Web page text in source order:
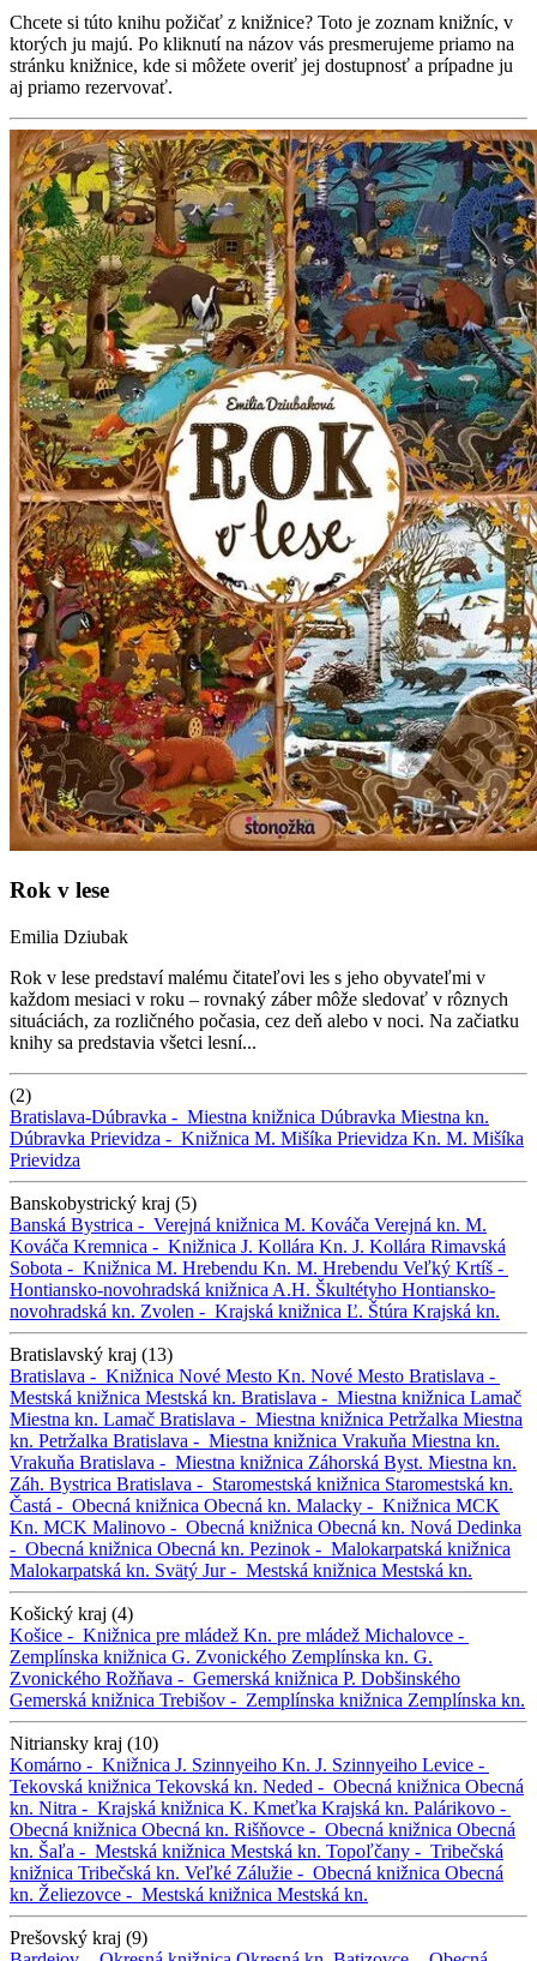
Chcete si túto knihu požičať z knižnice? Toto je zoznam knižníc, v
ktorých ju majú. Po kliknutí na názov vás presmerujeme priamo na
stránku knižnice, kde si môžete overiť jej dostupnosť a prípadne ju
aj priamo rezervovať.
Rok v lese
Emilia Dziubak
Rok v lese predstaví malému čitateľovi les s jeho obyvateľmi v
každom mesiaci v roku – rovnaký záber môže sledovať v rôznych
situáciách, za rozličného počasia, cez deň alebo v noci. Na začiatku
knihy sa predstavia všetci lesní...
(2)
Bratislava-Dúbravka - Miestna knižnica Dúbravka Miestna kn.
Dúbravka Prievidza - Knižnica M. Mišíka Prievidza Kn. M. Mišíka
Prievidza
Banskobystrický kraj (5)
Banská Bystrica - Verejná knižnica M. Kováča Verejná kn. M.
Kováča Kremnica - Knižnica J. Kollára Kn. J. Kollára Rimavská
Sobota - Knižnica M. Hrebendu Kn. M. Hrebendu Veľký Krtíš -
Hontiansko-novohradská knižnica A.H. Škultétyho Hontiansko-
novohradská kn. Zvolen - Krajská knižnica Ľ. Štúra Krajská kn.
Bratislavský kraj (13)
Bratislava - Knižnica Nové Mesto Kn. Nové Mesto Bratislava -
Mestská knižnica Mestská kn. Bratislava - Miestna knižnica Lamač
Miestna kn. Lamač Bratislava - Miestna knižnica Petržalka Miestna
kn. Petržalka Bratislava - Miestna knižnica Vrakuňa Miestna kn.
Vrakuňa Bratislava - Miestna knižnica Záhorská Byst. Miestna kn.
Záh. Bystrica Bratislava - Staromestská knižnica Staromestská kn.
Častá - Obecná knižnica Obecná kn. Malacky - Knižnica MCK
Kn. MCK Malinovo - Obecná knižnica Obecná kn. Nová Dedinka
- Obecná knižnica Obecná kn. Pezinok - Malokarpatská knižnica
Malokarpatská kn. Svätý Jur - Mestská knižnica Mestská kn.
Košický kraj (4)
Košice - Knižnica pre mládež Kn. pre mládež Michalovce -
Zemplínska knižnica G. Zvonického Zemplínska kn. G.
Zvonického Rožňava - Gemerská knižnica P. Dobšinského
Gemerská knižnica Trebišov - Zemplínska knižnica Zemplínska kn.
Nitriansky kraj (10)
Komárno - Knižnica J. Szinnyeiho Kn. J. Szinnyeiho Levice -
Tekovská knižnica Tekovská kn. Neded - Obecná knižnica Obecná
kn. Nitra - Krajská knižnica K. Kmeťka Krajská kn. Palárikovo -
Obecná knižnica Obecná kn. Rišňovce - Obecná knižnica Obecná
kn. Šaľa - Mestská knižnica Mestská kn. Topoľčany - Tribečská
knižnica Tribečská kn. Veľké Zálužie - Obecná knižnica Obecná
kn. Želiezovce - Mestská knižnica Mestská kn.
Prešovský kraj (9)